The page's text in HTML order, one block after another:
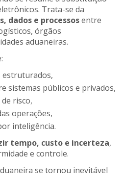
Trata-se da
dados e processosentre
órgãos
aduaneiras.
estruturados,
sistemas públicos e privados,
risco,
operações,
inteligência.
tempo, custo e incerteza,
e controle.
se tornou inevitável